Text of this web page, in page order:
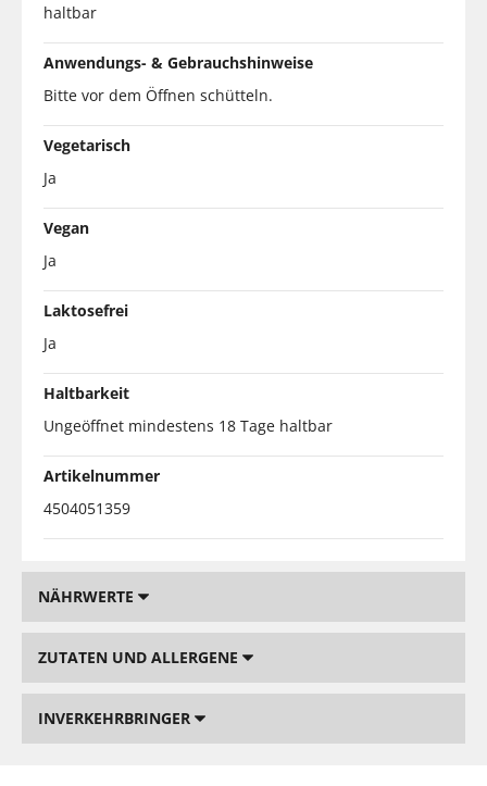
haltbar
Anwendungs- & Gebrauchshinweise
Bitte vor dem Öffnen schütteln.
Vegetarisch
Ja
Vegan
Ja
Laktosefrei
Ja
Haltbarkeit
Ungeöffnet mindestens 18 Tage haltbar
Artikelnummer
4504051359
NÄHRWERTE
ZUTATEN UND ALLERGENE
INVERKEHRBRINGER